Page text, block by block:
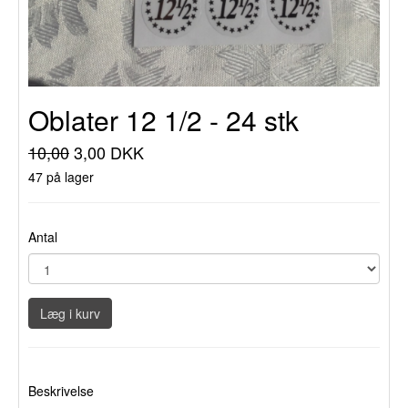
Oblater 12 1/2 - 24 stk
10,003,00 DKK
47 på lager
Antal
Læg i kurv
Beskrivelse